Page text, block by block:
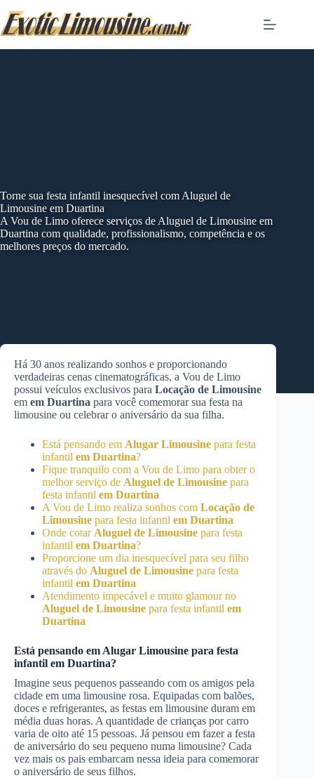
to
content
Torne sua festa infantil inesquecível com Aluguel de
Limousine em Duartina
A Vou de Limo oferece serviços de Aluguel de Limousine em
Duartina com qualidade, profissionalismo, competência e os
melhores preços do mercado.
Há 30 anos realizando sonhos e proporcionando
verdadeiras cenas cinematográficas, a Vou de Limo
possui veículos exclusivos para Locação de Limousine
em em Duartina para você comemorar sua festa na
limousine ou celebrar o aniversário da sua filha.
Está pensando em Alugar Limousine para festa
infantil em Duartina?
Fique tranquilo com a Vou de Limo para obter o
melhor serviço de Aluguel de Limousine para
festa infantil em Duartina
A Vou de Limo realiza sonhos com Locação de
Limousine para festa infantil em Duartina
Onde cotar Aluguel de Limousine para festa
infantil em Duartina?
Proporcione um dia inesquecível para seu filho
através do Aluguel de Limousine para festa
infantil em Duartina
Atendimento impecável e muito glamour no
Aluguel de Limousine para festa infantil em
Duartina
Está pensando em Alugar Limousine para festa
infantil em Duartina?
Imagine seus pequenos passeando com os amigos pela
cidade em uma limousine rosa. Equipadas com balões,
doces e refrigerantes, as festas em limousine duram em
média duas horas. A quantidade de crianças por carro
varia de oito até 15 pessoas. Já pensou em fazer a festa
de aniversário do seu pequeno numa limousine? Cada
vez mais os pais embarcam nessa ideia para comemorar
o aniversário de seus filhos.